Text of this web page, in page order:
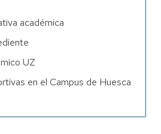
académica
UZ
en el Campus de Huesca